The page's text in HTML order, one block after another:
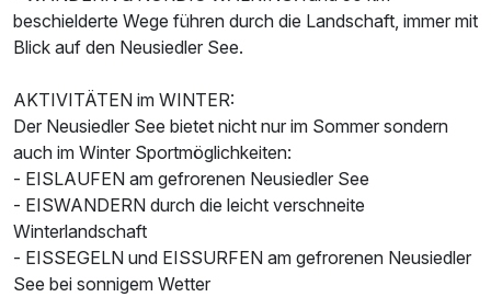
Juniorsuite/n
2 Erwachsene und 2 Kinder
beschielderte Wege führen durch die Landschaft, immer mit
Blick auf den Neusiedler See.
AKTIVITÄTEN im WINTER:
Der Neusiedler See bietet nicht nur im Sommer sondern
auch im Winter Sportmöglichkeiten:
- EISLAUFEN am gefrorenen Neusiedler See
- EISWANDERN durch die leicht verschneite
Winterlandschaft
- EISSEGELN und EISSURFEN am gefrorenen Neusiedler
See bei sonnigem Wetter